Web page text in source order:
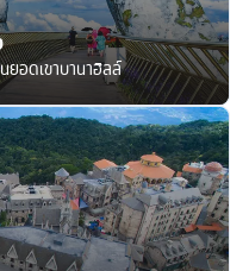
อดเขาบานาฮิลล์